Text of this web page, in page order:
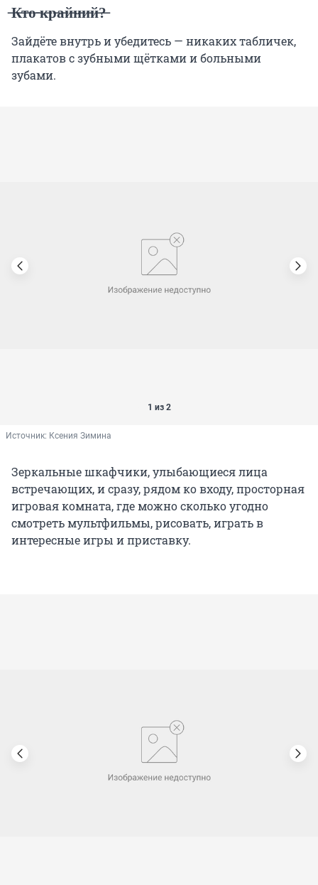
̶К̶т̶о̶ ̶к̶р̶а̶й̶н̶и̶й̶?̶
Зайдёте внутрь и убедитесь — никаких табличек,
плакатов с зубными щётками и больными
зубами.
1 из 2
Источник: Ксения Зимина
Зеркальные шкафчики, улыбающиеся лица
встречающих, и сразу, рядом ко входу, просторная
игровая комната, где можно сколько угодно
смотреть мультфильмы, рисовать, играть в
интересные игры и приставку.